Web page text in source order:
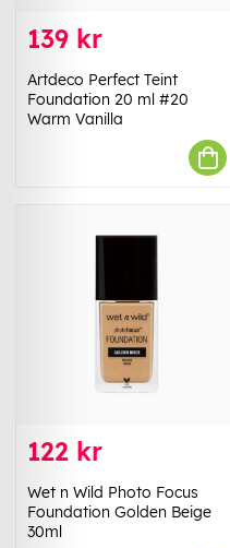
139 kr
Artdeco Perfect Teint
Foundation 20 ml #20
Warm Vanilla
122 kr
Wet n Wild Photo Focus
Foundation Golden Beige
30ml